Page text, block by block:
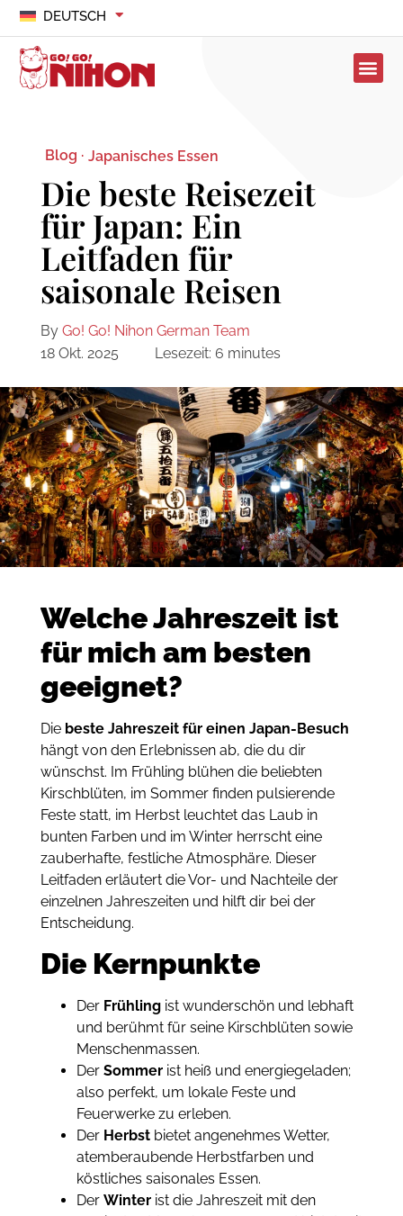
DEUTSCH
Blog · Japanisches Essen
Die beste Reisezeit
für Japan: Ein
Leitfaden für
saisonale Reisen
By Go! Go! Nihon German Team
18 Okt. 2025
Lesezeit: 6 minutes
Welche Jahreszeit ist
für mich am besten
geeignet?
Diebeste Jahreszeit für einen Japan-Besuch
hängt von den Erlebnissen ab, die du dir
wünschst. Im Frühling blühen die beliebten
Kirschblüten, im Sommer finden pulsierende
Feste statt, im Herbst leuchtet das Laub in
bunten Farben und im Winter herrscht eine
zauberhafte, festliche Atmosphäre. Dieser
Leitfaden erläutert die Vor- und Nachteile der
einzelnen Jahreszeiten und hilft dir bei der
Entscheidung.
Die Kernpunkte
Der Frühlingist wunderschön und lebhaft
und berühmt für seine Kirschblüten sowie
Menschenmassen.
Der Sommerist heiß und energiegeladen;
also perfekt, um lokale Feste und
Feuerwerke zu erleben.
Der Herbstbietet angenehmes Wetter,
atemberaubende Herbstfarben und
köstliches saisonales Essen.
Der Winterist die Jahreszeit mit den